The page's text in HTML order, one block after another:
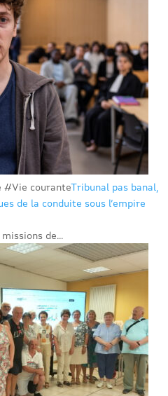
couranteTribunal pas banal,
de la conduite sous l’empire
de...